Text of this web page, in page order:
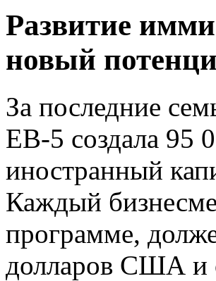
Развитие
новый
За последние
EB-5 создала 95
иностранный
Каждый
программе,
долларов США и